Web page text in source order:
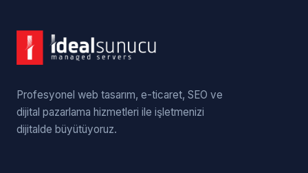
Profesyonel web tasarım, e-ticaret, SEO ve
dijital pazarlama hizmetleri ile işletmenizi
dijitalde büyütüyoruz.